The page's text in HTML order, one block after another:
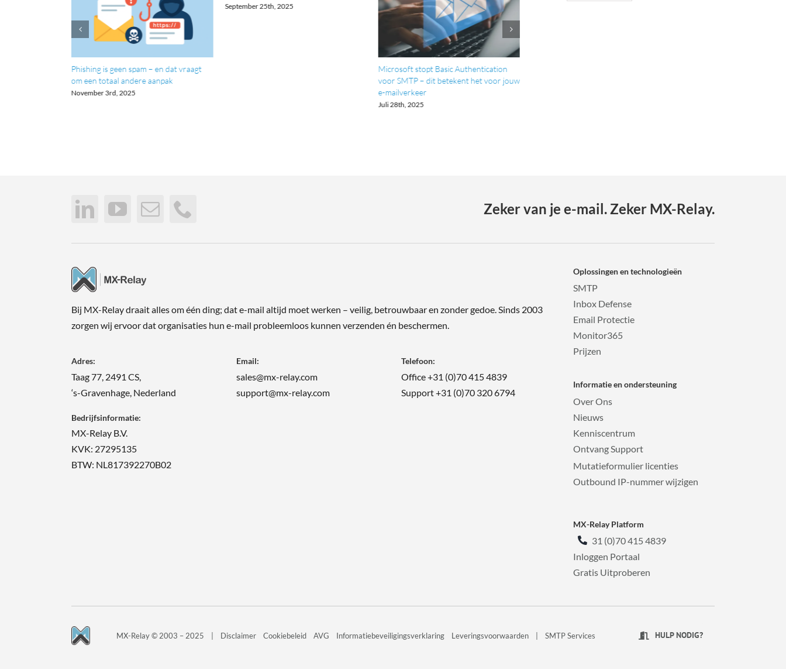
Phishing is geen spam – en dat vraagt
om een totaal andere aanpak
November 3rd, 2025
September 25th, 2025
Microsoft stopt Basic Authentication
voor SMTP – dit betekent het voor jouw
e-mailverkeer
Juli 28th, 2025
Zeker van je e-mail. Zeker MX-Relay.
Bij MX-Relay draait alles om één ding; dat e-mail altijd moet werken – veilig, betrouwbaar en zonder gedoe. Sinds 2003
zorgen wij ervoor dat organisaties hun e-mail probleemloos kunnen verzenden én beschermen.
Adres:
Taag 77, 2491 CS,
‘s-Gravenhage, Nederland
Bedrijfsinformatie:
MX-Relay B.V.
KVK: 27295135
BTW: NL817392270B02
Email:
sales@mx-relay.com
support@mx-relay.com
Telefoon:
Office +31 (0)70 415 4839
Support +31 (0)70 320 6794
Oplossingen en technologieën
SMTP
Inbox Defense
Email Protectie
Monitor365
Prijzen
Informatie en ondersteuning
Over Ons
Nieuws
Kenniscentrum
Ontvang Support
Mutatieformulier licenties
Outbound IP-nummer wijzigen
MX-Relay Platform
31 (0)70 415 4839
Inloggen Portaal
Gratis Uitproberen
MX-Relay © 2003 – 2025 Disclaimer Cookiebeleid AVG Informatiebeveiligingsverklaring Leveringsvoorwaarden SMTP Services HULP NODIG?